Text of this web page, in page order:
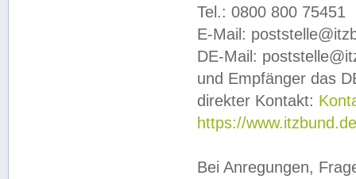
Tel.: 0800 800 75451
E-Mail:
DE-Mail:
und Empfänger das
direkter Kontakt:
https://
Bei Anregungen,